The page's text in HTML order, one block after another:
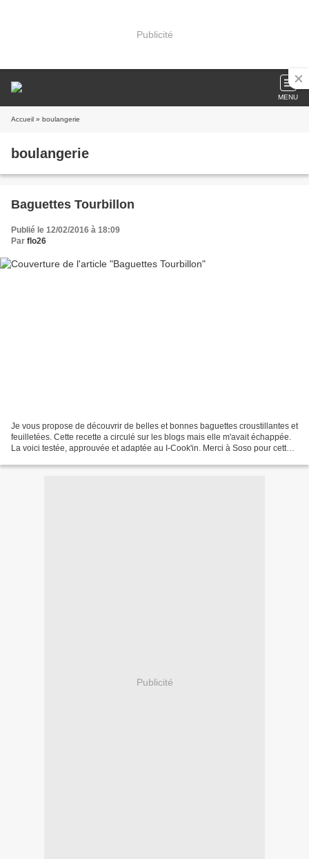
Publicité
MENU
Accueil » boulangerie
boulangerie
Baguettes Tourbillon
Publié le 12/02/2016 à 18:09
Par flo26
Je vous propose de découvrir de belles et bonnes baguettes croustillantes et
feuilletées. Cette recette a circulé sur les blogs mais elle m'avait échappée.
La voici testée, approuvée et adaptée au I-Cook'in. Merci à Soso pour cette
Publicité